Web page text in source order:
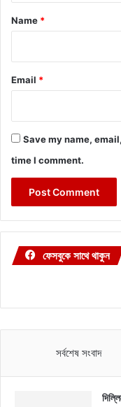
*
Name *
Email *
Save my name,
time I comment.
ফেসবুকে সাথে থাকুন
সর্বশেষ সংবাদ